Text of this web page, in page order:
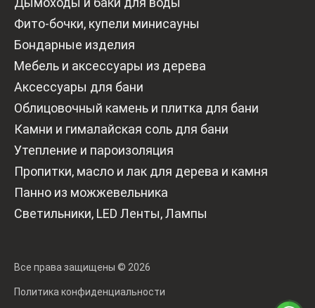
Фито-бочки, купели минисауны
Бондарные изделия
Мебель и аксессуары из дерева
Аксессуары для бани
Облицовочный камень и плитка для бани
Камни и гималайская соль для бани
Утепление и пароизоляция
Пропитки, масло и лак для дерева и камня
Панно из можжевельника
Светильники, LED Ленты, Лампы
Все права защищены © 2026
Политика конфиденциальности